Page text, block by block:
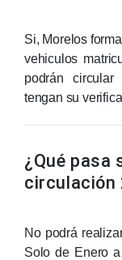
Si, Morelos
vehiculos
podrán
tengan su
¿Qué pasa
circulación
No podrá
Solo de Enero